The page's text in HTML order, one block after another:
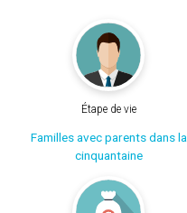
Étape de vie
Familles avec parents dans la
cinquantaine